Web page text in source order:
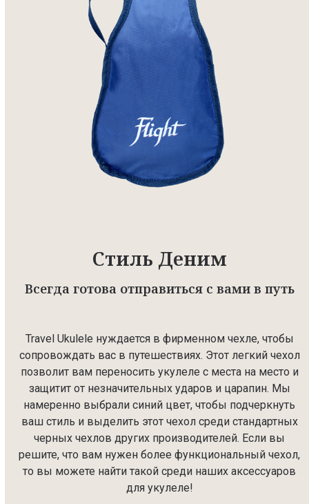
Стиль Деним
Всегда готова отправиться с вами в путь
Travel Ukulele нуждается в фирменном чехле, чтобы
сопровождать вас в путешествиях. Этот легкий чехол
позволит вам переносить укулеле с места на место и
защитит от незначительных ударов и царапин. Мы
намеренно выбрали синий цвет, чтобы подчеркнуть
ваш стиль и выделить этот чехол среди стандартных
черных чехлов других производителей. Если вы
решите, что вам нужен более функциональный чехол,
то вы можете найти такой среди наших аксессуаров
для укулеле!